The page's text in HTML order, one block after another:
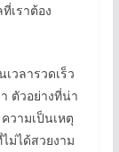
เราต้อง
วลารวดเร็ว
ตัวอย่างที่น่า
วามเป็นเหตุ
ม่ได้สวยงาม